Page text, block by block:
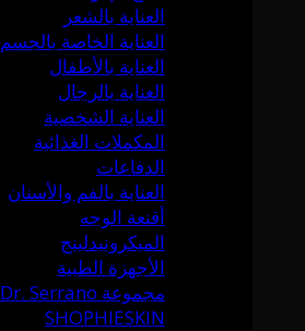
العناية بالشعر
العناية الخاصة بالجسم
العناية بالأطفال
العناية بالرجال
العناية الشخصية
المكملات الغذائية
الدفاعات
العناية بالفم والأسنان
أقنعة الوجه
الميكرونيدلينج
الأجهزة الطبية
مجموعة Dr. Serrano
SHOPHIESKIN